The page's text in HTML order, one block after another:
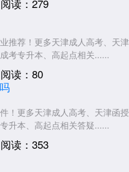
阅读：279
推荐！更多天津成人高考、天津
考专升本、高起点相关......
阅读：80
！更多天津成人高考、天津函授
升本、高起点相关答疑......
阅读：353